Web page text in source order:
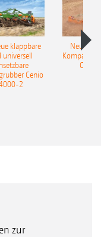
klappbare
universell
Cenio
2
Neue
zur